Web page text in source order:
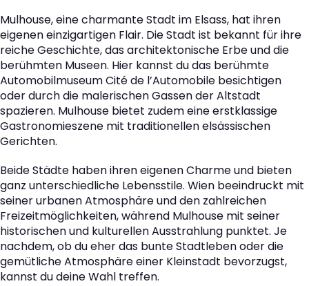
Mulhouse, eine charmante Stadt im Elsass, hat ihren
eigenen einzigartigen Flair. Die Stadt ist bekannt für ihre
reiche Geschichte, das architektonische Erbe und die
berühmten Museen. Hier kannst du das berühmte
Automobilmuseum Cité de l’Automobile besichtigen
oder durch die malerischen Gassen der Altstadt
spazieren. Mulhouse bietet zudem eine erstklassige
Gastronomieszene mit traditionellen elsässischen
Gerichten.
Beide Städte haben ihren eigenen Charme und bieten
ganz unterschiedliche Lebensstile. Wien beeindruckt mit
seiner urbanen Atmosphäre und den zahlreichen
Freizeitmöglichkeiten, während Mulhouse mit seiner
historischen und kulturellen Ausstrahlung punktet. Je
nachdem, ob du eher das bunte Stadtleben oder die
gemütliche Atmosphäre einer Kleinstadt bevorzugst,
kannst du deine Wahl treffen.